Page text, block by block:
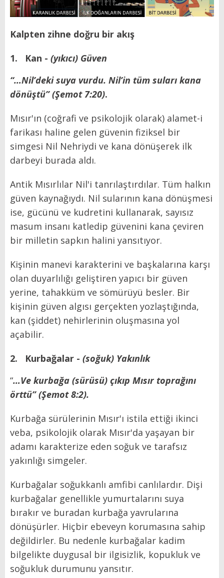
Kalpten zihne doğru bir akış
1. Kan - (yıkıcı) Güven
“…Nil’deki suya vurdu. Nil’in tüm suları kana
dönüştü” (Şemot 7:20).
Mısır'ın (coğrafi ve psikolojik olarak) alamet-i
farikası haline gelen güvenin fiziksel bir
simgesi Nil Nehriydi ve kana dönüşerek ilk
darbeyi burada aldı.
Antik Mısırlılar Nil'i tanrılaştırdılar. Tüm halkın
güven kaynağıydı. Nil sularının kana dönüşmesi
ise, gücünü ve kudretini kullanarak, sayısız
masum insanı katledip güvenini kana çeviren
bir milletin sapkın halini yansıtıyor.
Kişinin manevi karakterini ve başkalarına karşı
olan duyarlılığı geliştiren yapıcı bir güven
yerine, tahakküm ve sömürüyü besler. Bir
kişinin güven algısı gerçekten yozlaştığında,
kan (şiddet) nehirlerinin oluşmasına yol
açabilir.
2. Kurbağalar - (soğuk) Yakınlık
“…Ve kurbağa (sürüsü) çıkıp Mısır toprağını
örttü” (Şemot 8:2).
Kurbağa sürülerinin Mısır'ı istila ettiği ikinci
veba, psikolojik olarak Mısır'da yaşayan bir
adamı karakterize eden soğuk ve tarafsız
yakınlığı simgeler.
Kurbağalar soğukkanlı amfibi canlılardır. Dişi
kurbağalar genellikle yumurtalarını suya
bırakır ve buradan kurbağa yavrularına
dönüşürler. Hiçbir ebeveyn korumasına sahip
değildirler. Bu nedenle kurbağalar kadim
bilgelikte duygusal bir ilgisizlik, kopukluk ve
soğukluk durumunu yansıtır.